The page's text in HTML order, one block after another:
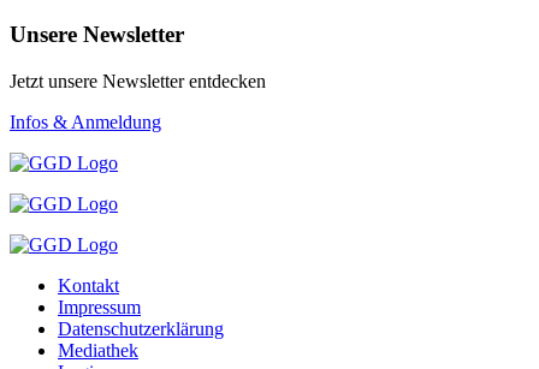
Unsere Newsletter
Jetzt unsere Newsletter entdecken
Infos & Anmeldung
Kontakt
Impressum
Datenschutzerklärung
Mediathek